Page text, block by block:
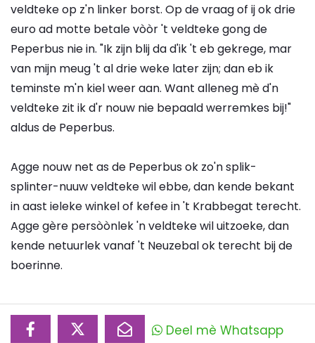
veldteke op z'n linker borst. Op de vraag of ij ok drie
euro ad motte betale vòòr 't veldteke gong de
Peperbus nie in. "Ik zijn blij da d'ik 't eb gekrege, mar
van mijn meug 't al drie weke later zijn; dan eb ik
teminste m'n kiel weer aan. Want alleneg mè d'n
veldteke zit ik d'r nouw nie bepaald werremkes bij!"
aldus de Peperbus.
Agge nouw net as de Peperbus ok zo'n splik-
splinter-nuuw veldteke wil ebbe, dan kende bekant
in aast ieleke winkel of kefee in 't Krabbegat terecht.
Agge gère persòònlek 'n veldteke wil uitzoeke, dan
kende netuurlek vanaf 't Neuzebal ok terecht bij de
boerinne.
Deel mè Whatsapp